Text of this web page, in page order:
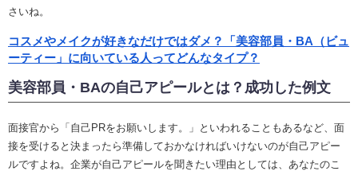
さいね。
コスメやメイクが好きなだけではダメ？「美容部員・BA（ビュ
ーティー」に向いている人ってどんなタイプ？
美容部員・BAの自己アピールとは？成功した例文
面接官から「自己PRをお願いします。」といわれることもあるなど、面
接を受けると決まったら準備しておかなければいけないのが自己アピー
ルですよね。企業が自己アピールを聞きたい理由としては、あなたのこ